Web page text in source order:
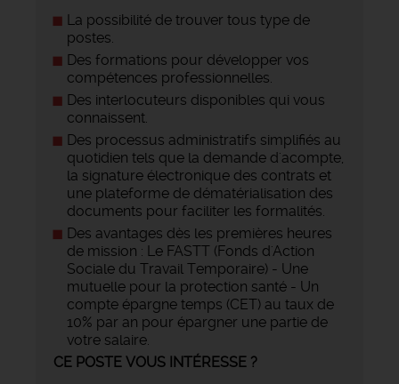
La possibilité de trouver tous type de
postes.
Des formations pour développer vos
compétences professionnelles.
Des interlocuteurs disponibles qui vous
connaissent.
Des processus administratifs simplifiés au
quotidien tels que la demande d'acompte,
la signature électronique des contrats et
une plateforme de dématérialisation des
documents pour faciliter les formalités.
Des avantages dès les premières heures
de mission : Le FASTT (Fonds d'Action
Sociale du Travail Temporaire) - Une
mutuelle pour la protection santé - Un
compte épargne temps (CET) au taux de
10% par an pour épargner une partie de
votre salaire.
CE POSTE VOUS INTÉRESSE ?